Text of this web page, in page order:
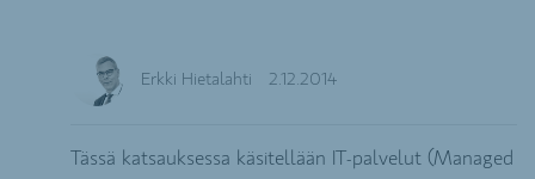
Erkki Hietalahti 2.12.2014
Tässä katsauksessa käsitellään IT-palvelut (Managed